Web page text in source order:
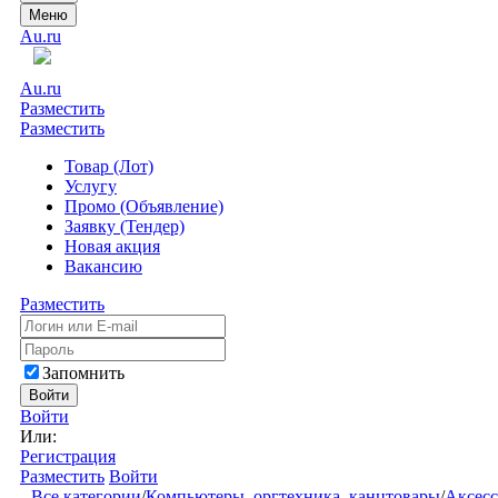
Меню
Au.ru
Au.ru
Разместить
Разместить
Товар (Лот)
Услугу
Промо (Объявление)
Заявку (Тендер)
Новая акция
Вакансию
Разместить
Запомнить
Войти
Войти
Или:
Регистрация
Разместить Войти